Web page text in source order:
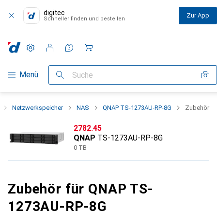
digitec
Schneller finden und bestellen Zur App
Navigation nach Kategorien
Menü Suche
Einstellungen
Kundenkonto
Vergleichslisten
Merklisten
Warenkorb
Netzwerkspeicher NAS QNAP TS-1273AU-RP-8G Zubehör
CHF
2782.45
QNAP TS-1273AU-RP-8G
0 TB
Zubehör für QNAP TS-
1273AU-RP-8G